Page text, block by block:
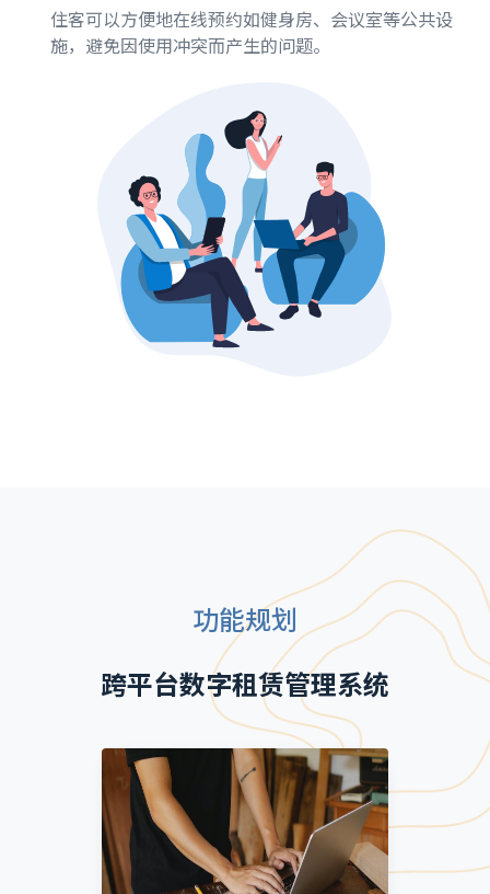
住客可以方便地在线预约如健身房、会议室等公共设
施，避免因使用冲突而产生的问题。
功能规划
跨平台数字租赁管理系统